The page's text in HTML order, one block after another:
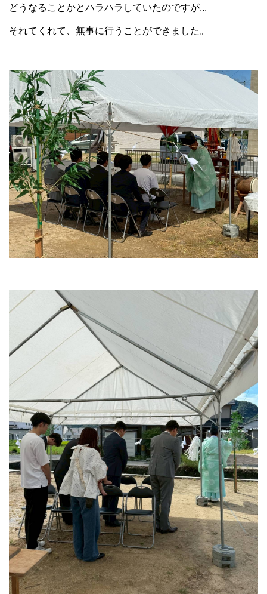
どうなることかとハラハラしていたのですが...
それてくれて、無事に行うことができました。